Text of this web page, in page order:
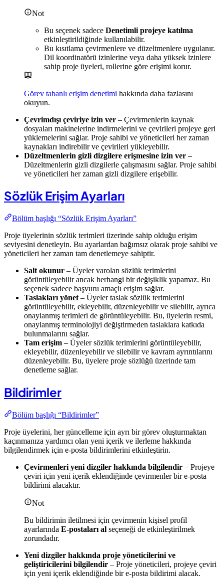
Not
Bu seçenek sadece Denetimli projeye katılma
etkinleştirildiğinde kullanılabilir.
Bu kısıtlama çevirmenlere ve düzeltmenlere uygulanır.
Dil koordinatörü izinlerine veya daha yüksek izinlere
sahip proje üyeleri, rollerine göre erişimi korur.
Görev tabanlı erişim denetimi hakkında daha fazlasını
okuyun.
Çevrimdışı çeviriye izin ver – Çevirmenlerin kaynak
dosyaları makinelerine indirmelerini ve çevirileri projeye geri
yüklemelerini sağlar. Proje sahibi ve yöneticileri her zaman
kaynakları indirebilir ve çevirileri yükleyebilir.
Düzeltmenlerin gizli dizgilere erişmesine izin ver –
Düzeltmenlerin gizli dizgilerle çalışmasını sağlar. Proje sahibi
ve yöneticileri her zaman gizli dizgilere erişebilir.
Sözlük Erişim Ayarları
Bölüm başlığı “Sözlük Erişim Ayarları”
Proje üyelerinin sözlük terimleri üzerinde sahip olduğu erişim
seviyesini denetleyin. Bu ayarlardan bağımsız olarak proje sahibi ve
yöneticileri her zaman tam denetlemeye sahiptir.
Salt okunur – Üyeler varolan sözlük terimlerini
görüntüleyebilir ancak herhangi bir değişiklik yapamaz. Bu
seçenek sadece başvuru amaçlı erişim sağlar.
Taslakları yönet – Üyeler taslak sözlük terimlerini
görüntüleyebilir, ekleyebilir, düzenleyebilir ve silebilir, ayrıca
onaylanmış terimleri de görüntüleyebilir. Bu, üyelerin resmi,
onaylanmış terminolojiyi değiştirmeden taslaklara katkıda
bulunmalarını sağlar.
Tam erişim – Üyeler sözlük terimlerini görüntüleyebilir,
ekleyebilir, düzenleyebilir ve silebilir ve kavram ayrıntılarını
düzenleyebilir. Bu, üyelere proje sözlüğü üzerinde tam
denetleme sağlar.
Bildirimler
Bölüm başlığı “Bildirimler”
Proje üyelerini, her güncelleme için ayrı bir görev oluşturmaktan
kaçınmanıza yardımcı olan yeni içerik ve ilerleme hakkında
bilgilendirmek için e-posta bildirimlerini etkinleştirin.
Çevirmenleri yeni dizgiler hakkında bilgilendir – Projeye
çeviri için yeni içerik eklendiğinde çevirmenler bir e-posta
bildirimi alacaktır.
Not
Bu bildirimin iletilmesi için çevirmenin kişisel profil
ayarlarında E-postaları al seçeneği de etkinleştirilmek
zorundadır.
Yeni dizgiler hakkında proje yöneticilerini ve
geliştiricilerini bilgilendir – Proje yöneticileri, projeye çeviri
için yeni içerik eklendiğinde bir e-posta bildirimi alacak.